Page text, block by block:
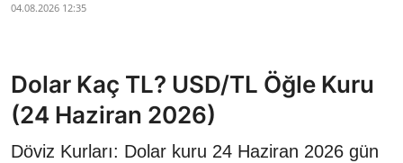
04.08.2026 12:35
Dolar Kaç TL? USD/TL Öğle Kuru
(24 Haziran 2026)
Döviz Kurları: Dolar kuru 24 Haziran 2026 gün